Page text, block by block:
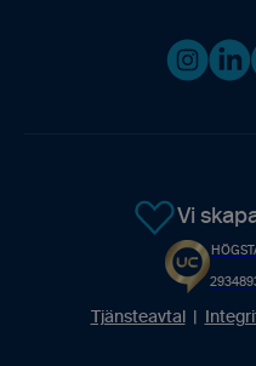
Vi
Tjänsteavtal